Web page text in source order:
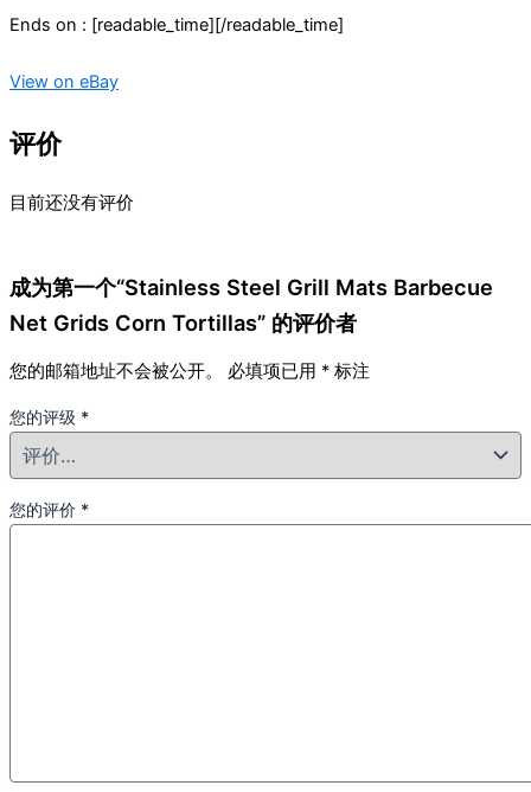
Ends on : [readable_time][/readable_time]
View on eBay
评价
目前还没有评价
成为第一个“Stainless Steel Grill Mats Barbecue
Net Grids Corn Tortillas” 的评价者
您的邮箱地址不会被公开。 必填项已用 * 标注
您的评级 *
您的评价 *